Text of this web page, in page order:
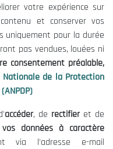
votre expérience sur
et conserver vos
uniquement pour la durée
pas vendues, louées ni
consentement préalable,
de la Protection
accéder, de rectifieret de
données à caractère
via l'adresse e-mail